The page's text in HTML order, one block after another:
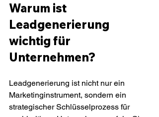
Warum ist
Leadgenerierung
wichtig für
Unternehmen?
Leadgenerierung ist nicht nur ein
Marketinginstrument, sondern ein
strategischer Schlüsselprozess für